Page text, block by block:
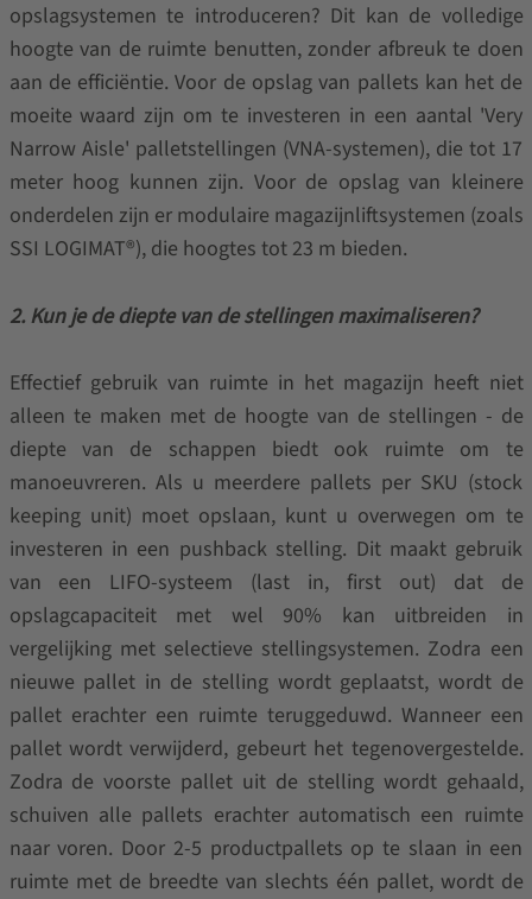
opslagsystemen te introduceren? Dit kan de volledige
hoogte van de ruimte benutten, zonder afbreuk te doen
aan de efficiëntie. Voor de opslag van pallets kan het de
moeite waard zijn om te investeren in een aantal 'Very
Narrow Aisle' palletstellingen (VNA-systemen), die tot 17
meter hoog kunnen zijn. Voor de opslag van kleinere
onderdelen zijn er modulaire magazijnliftsystemen (zoals
SSI LOGIMAT®), die hoogtes tot 23 m bieden.
2. Kun je de diepte van de stellingen maximaliseren?
Effectief gebruik van ruimte in het magazijn heeft niet
alleen te maken met de hoogte van de stellingen - de
diepte van de schappen biedt ook ruimte om te
manoeuvreren. Als u meerdere pallets per SKU (stock
keeping unit) moet opslaan, kunt u overwegen om te
investeren in een pushback stelling. Dit maakt gebruik
van een LIFO-systeem (last in, first out) dat de
opslagcapaciteit met wel 90% kan uitbreiden in
vergelijking met selectieve stellingsystemen. Zodra een
nieuwe pallet in de stelling wordt geplaatst, wordt de
pallet erachter een ruimte teruggeduwd. Wanneer een
pallet wordt verwijderd, gebeurt het tegenovergestelde.
Zodra de voorste pallet uit de stelling wordt gehaald,
schuiven alle pallets erachter automatisch een ruimte
naar voren. Door 2-5 productpallets op te slaan in een
ruimte met de breedte van slechts één pallet, wordt de